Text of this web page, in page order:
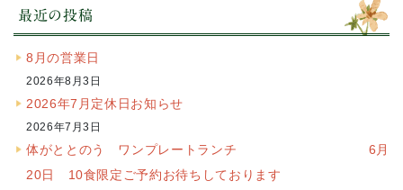
最近の投稿
8月の営業日
2026年8月3日
2026年7月定休日お知らせ
2026年7月3日
体がととのう ワンプレートランチ 6月
20日 10食限定ご予約お待ちしております